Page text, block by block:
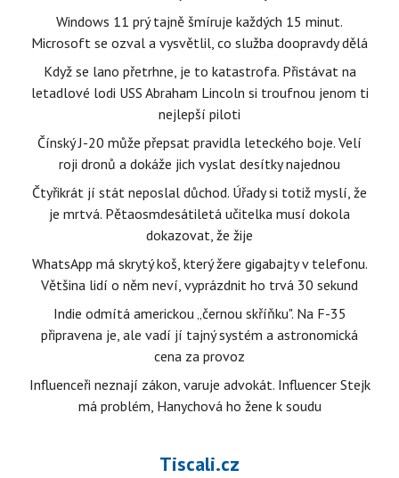
Windows 11 prý tajně šmíruje každých 15 minut.
Microsoft se ozval a vysvětlil, co služba doopravdy dělá
Když se lano přetrhne, je to katastrofa. Přistávat na
letadlové lodi USS Abraham Lincoln si troufnou jenom ti
nejlepší piloti
Čínský J-20 může přepsat pravidla leteckého boje. Velí
roji dronů a dokáže jich vyslat desítky najednou
Čtyřikrát jí stát neposlal důchod. Úřady si totiž myslí, že
je mrtvá. Pětaosmdesátiletá učitelka musí dokola
dokazovat, že žije
WhatsApp má skrytý koš, který žere gigabajty v telefonu.
Většina lidí o něm neví, vyprázdnit ho trvá 30 sekund
Indie odmítá americkou „černou skříňku". Na F-35
připravena je, ale vadí jí tajný systém a astronomická
cena za provoz
Influenceři neznají zákon, varuje advokát. Influencer Stejk
má problém, Hanychová ho žene k soudu
Tiscali.cz